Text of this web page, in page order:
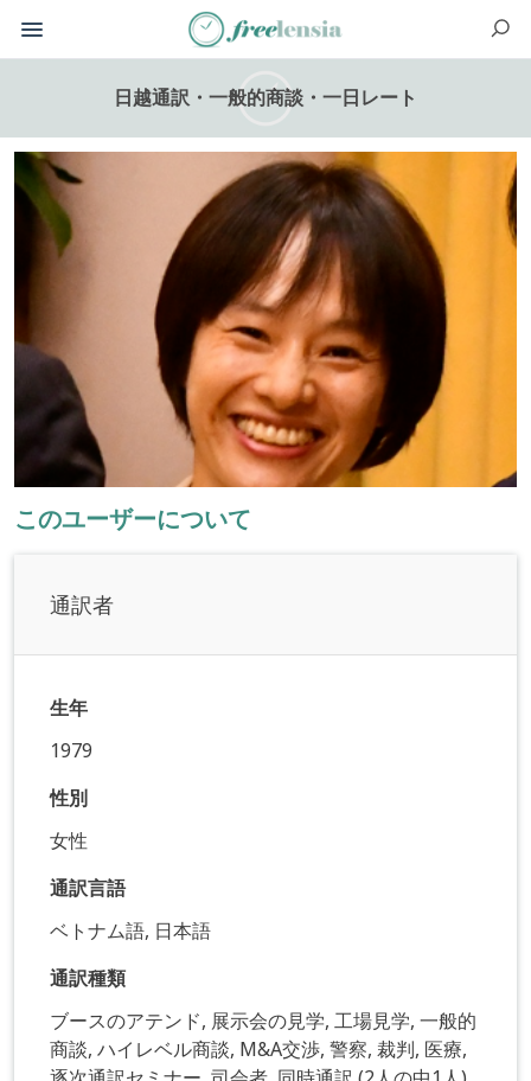
日越通訳・一般的商談・一日レート
このユーザーについて
通訳者
生年
1979
性別
女性
通訳言語
ベトナム語, 日本語
通訳種類
ブースのアテンド, 展示会の見学, 工場見学, 一般的
商談, ハイレベル商談, M&A交渉, 警察, 裁判, 医療,